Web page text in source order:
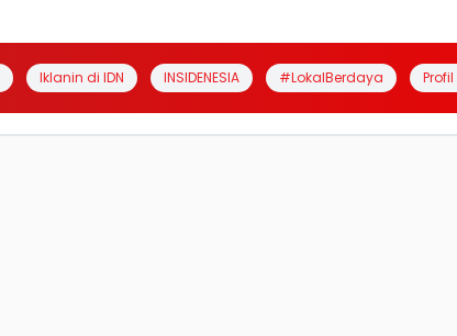
Iklanin di IDN INSIDENESIA #LokalBerdaya